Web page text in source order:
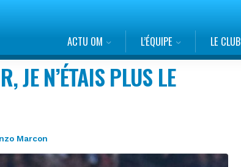
ACTU OM L’ÉQUIPE LE CLUB
JE N’ÉTAIS PLUS LE
Marcon